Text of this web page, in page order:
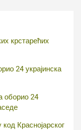
крстарећих
24 украјинска
оборио 24
Краснојарског